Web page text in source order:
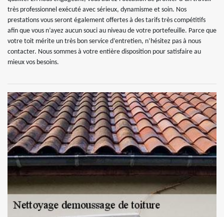
très professionnel exécuté avec sérieux, dynamisme et soin. Nos
prestations vous seront également offertes à des tarifs très compétitifs
afin que vous n’ayez aucun souci au niveau de votre portefeuille. Parce que
votre toit mérite un très bon service d’entretien, n’hésitez pas à nous
contacter. Nous sommes à votre entière disposition pour satisfaire au
mieux vos besoins.